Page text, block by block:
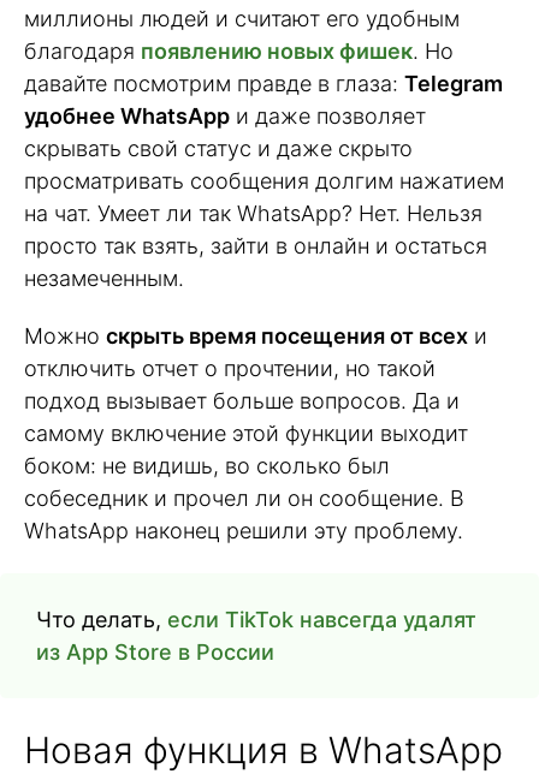
миллионы людей и считают его удобным
благодаря появлению новых фишек. Но
давайте посмотрим правде в глаза: Telegram
удобнее WhatsApp и даже позволяет
скрывать свой статус и даже скрыто
просматривать сообщения долгим нажатием
на чат. Умеет ли так WhatsApp? Нет. Нельзя
просто так взять, зайти в онлайн и остаться
незамеченным.
Можно скрыть время посещения от всех и
отключить отчет о прочтении, но такой
подход вызывает больше вопросов. Да и
самому включение этой функции выходит
боком: не видишь, во сколько был
собеседник и прочел ли он сообщение. В
WhatsApp наконец решили эту проблему.
Что делать, если TikTok навсегда удалят
из App Store в России
Новая функция в WhatsApp